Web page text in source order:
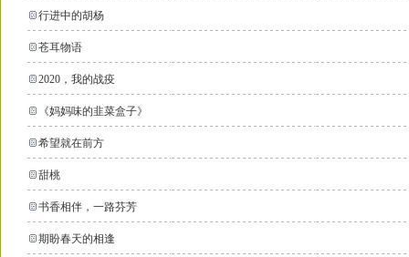
行进中的胡杨
苍耳物语
2020，我的战疫
《妈妈味的韭菜盒子》
希望就在前方
甜桃
书香相伴，一路芬芳
期盼春天的相逢